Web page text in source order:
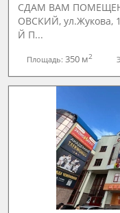
СДАМ ВАМ
ОВСКИЙ,
Й П...
Площадь: 350 м2